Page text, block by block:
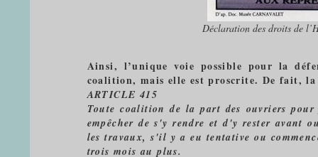
Déclaration des droits de
Ainsi, l’unique voie possible pour la
coalition, mais elle est proscrite. De fait,
ARTICLE 415
Toute coalition de la part des ouvriers
empêcher de s'y rendre et d'y rester avant
les travaux, s'il y a eu tentative ou
trois mois au plus.